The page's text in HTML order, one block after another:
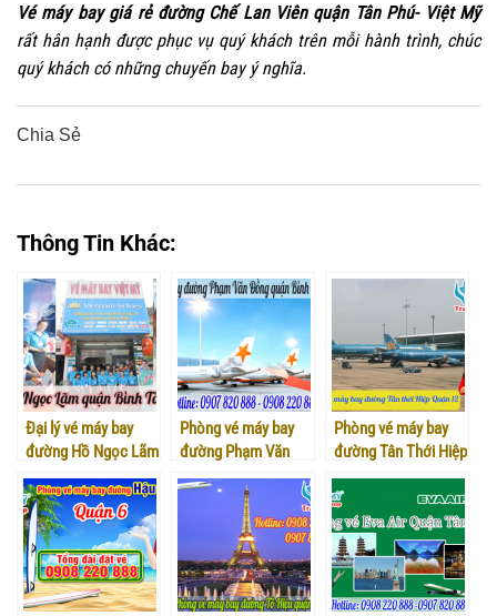
Vé máy bay giá rẻ đường Chế Lan Viên quận Tân Phú- Việt Mỹ
rất hân hạnh được phục vụ quý khách trên mỗi hành trình, chúc
quý khách có những chuyến bay ý nghĩa.
Chia Sẻ
Thông Tin Khác:
Đại lý vé máy bay
đường Hồ Ngọc Lãm
quận Bình Tân
Phòng vé máy bay
đường Phạm Văn
Đồng quận Bình
Thạnh
Phòng vé máy bay
đường Tân Thới Hiệp
quận 12